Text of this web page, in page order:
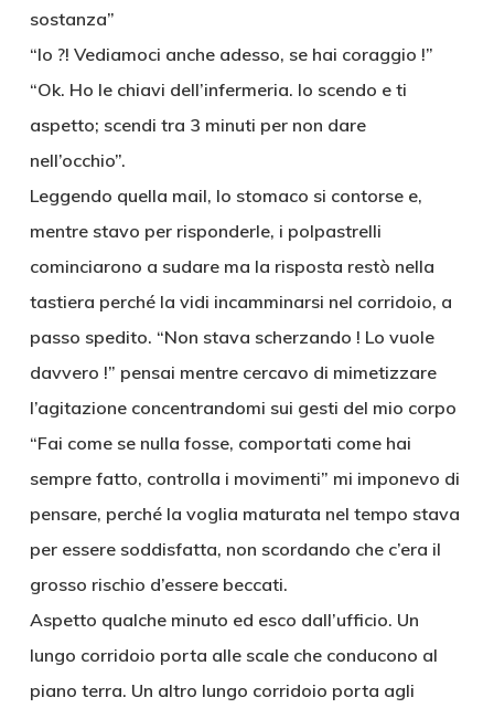
sostanza”
“Io ?! Vediamoci anche adesso, se hai coraggio !”
“Ok. Ho le chiavi dell’infermeria. Io scendo e ti
aspetto; scendi tra 3 minuti per non dare
nell’occhio”.
Leggendo quella mail, lo stomaco si contorse e,
mentre stavo per risponderle, i polpastrelli
cominciarono a sudare ma la risposta restò nella
tastiera perché la vidi incamminarsi nel corridoio, a
passo spedito. “Non stava scherzando ! Lo vuole
davvero !” pensai mentre cercavo di mimetizzare
l’agitazione concentrandomi sui gesti del mio corpo
“Fai come se nulla fosse, comportati come hai
sempre fatto, controlla i movimenti” mi imponevo di
pensare, perché la voglia maturata nel tempo stava
per essere soddisfatta, non scordando che c’era il
grosso rischio d’essere beccati.
Aspetto qualche minuto ed esco dall’ufficio. Un
lungo corridoio porta alle scale che conducono al
piano terra. Un altro lungo corridoio porta agli